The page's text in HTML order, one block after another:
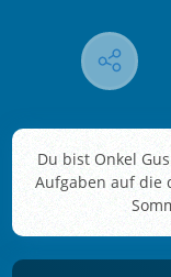
Du bist Onkel
Aufgaben auf die